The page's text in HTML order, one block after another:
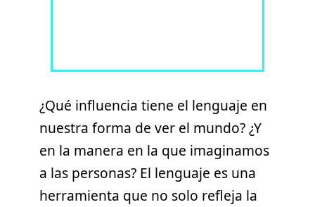
¿Qué influencia tiene el lenguaje en
nuestra forma de ver el mundo? ¿Y
en la manera en la que imaginamos
a las personas? El lenguaje es una
herramienta que no solo refleja la